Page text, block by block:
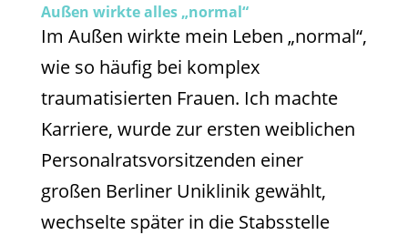
Außen wirkte alles „normal“
Im Außen wirkte mein Leben „normal“,
wie so häufig bei komplex
traumatisierten Frauen. Ich machte
Karriere, wurde zur ersten weiblichen
Personalratsvorsitzenden einer
großen Berliner Uniklinik gewählt,
wechselte später in die Stabsstelle